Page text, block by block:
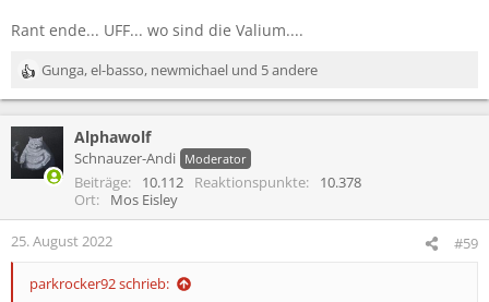
Rant ende... UFF... wo sind die Valium....
R
e
t
i
n
e
Gunga,el-basso, newmichael und 5 andere
Alphawolf
Schnauzer-Andi Moderator
Beiträge 10.112 Reaktionspunkte
10.378
Ort
Mos Eisley
25. August 2022 #59
parkrocker92 schrieb: